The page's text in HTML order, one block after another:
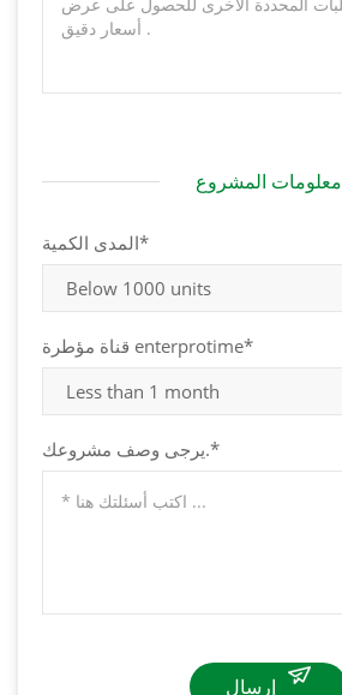
معلومات المشروع
المدى الكمية*
قناة مؤطرة enterprotime*
يرجى وصف مشروعك.*
إرسال